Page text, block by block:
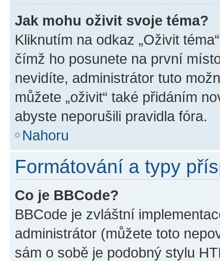
Jak mohu oživit svoje téma?
Kliknutím na odkaz „Oživit
čímž ho posunete na první
nevidíte, administrátor tuto
můžete „oživit“ také přidáním
abyste neporušili pravidla fóra.
Nahoru
Formátování a typy
Co je BBCode?
BBCode je zvláštní
administrátor (můžete toto
sám o sobě je podobný stylu